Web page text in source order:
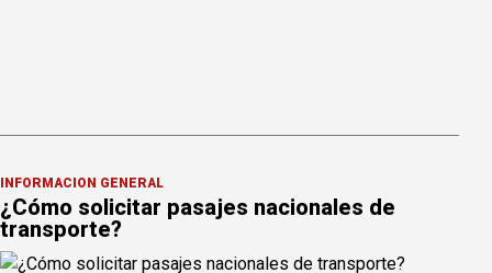
INFORMACION GENERAL
¿Cómo solicitar pasajes nacionales de
transporte?